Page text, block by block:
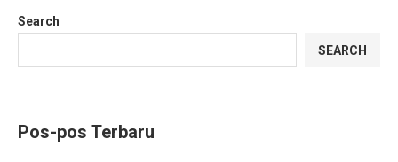
Search
SEARCH
Pos-pos Terbaru